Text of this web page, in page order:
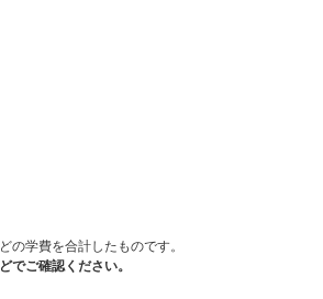
学費を合計したものです。
でご確認ください。